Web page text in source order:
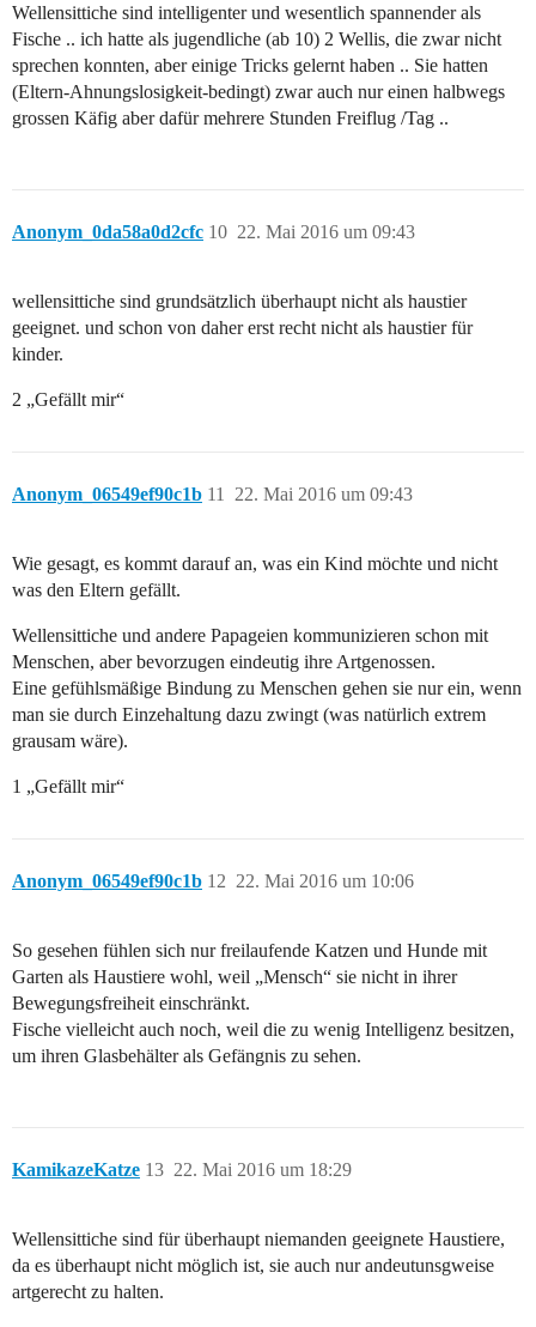
Wellensittiche sind intelligenter und wesentlich spannender als
Fische .. ich hatte als jugendliche (ab 10) 2 Wellis, die zwar nicht
sprechen konnten, aber einige Tricks gelernt haben .. Sie hatten
(Eltern-Ahnungslosigkeit-bedingt) zwar auch nur einen halbwegs
grossen Käfig aber dafür mehrere Stunden Freiflug /Tag ..
Anonym_0da58a0d2cfc 22. Mai 2016 um 09:43
10
wellensittiche sind grundsätzlich überhaupt nicht als haustier
geeignet. und schon von daher erst recht nicht als haustier für
kinder.
2 „Gefällt mir“
Anonym_06549ef90c1b 22. Mai 2016 um 09:43
11
Wie gesagt, es kommt darauf an, was ein Kind möchte und nicht
was den Eltern gefällt.
Wellensittiche und andere Papageien kommunizieren schon mit
Menschen, aber bevorzugen eindeutig ihre Artgenossen.
Eine gefühlsmäßige Bindung zu Menschen gehen sie nur ein, wenn
man sie durch Einzehaltung dazu zwingt (was natürlich extrem
grausam wäre).
1 „Gefällt mir“
Anonym_06549ef90c1b 22. Mai 2016 um 10:06
12
So gesehen fühlen sich nur freilaufende Katzen und Hunde mit
Garten als Haustiere wohl, weil „Mensch“ sie nicht in ihrer
Bewegungsfreiheit einschränkt.
Fische vielleicht auch noch, weil die zu wenig Intelligenz besitzen,
um ihren Glasbehälter als Gefängnis zu sehen.
KamikazeKatze 22. Mai 2016 um 18:29
13
Wellensittiche sind für überhaupt niemanden geeignete Haustiere,
da es überhaupt nicht möglich ist, sie auch nur andeutunsgweise
artgerecht zu halten.